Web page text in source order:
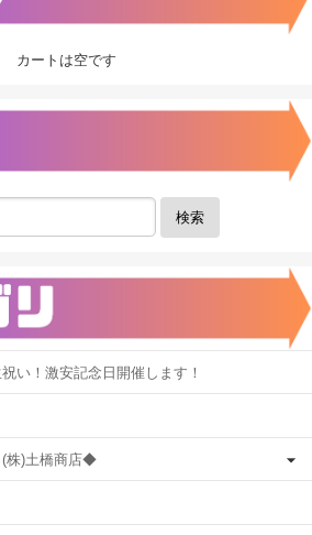
カートは空です
検索
い！激安記念日開催します！
(株)土橋商店◆